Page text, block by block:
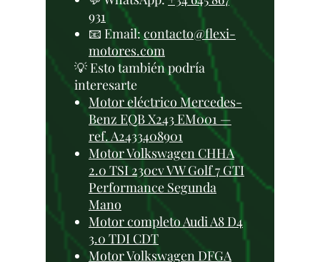
931
📧 Email:contacto@flexi-
motores.com
💡 Esto también podría
interesarte
Motor eléctrico Mercedes-
Benz EQB X243 EM001 —
ref. A2433408901
Motor Volkswagen CHHA
2.0 TSI 230cv VW Golf 7 GTI
Performance Segunda
Mano
Motor completo Audi A8 D4
3.0 TDI CDT
Motor Volkswagen DFGA